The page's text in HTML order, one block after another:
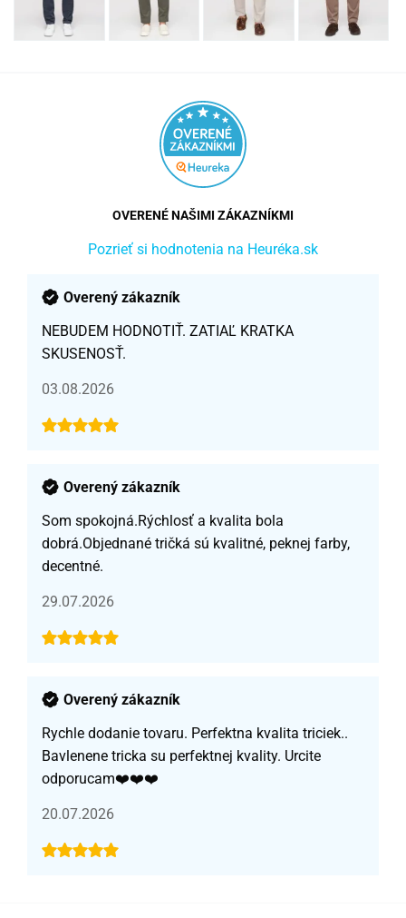
OVERENÉ NAŠIMI ZÁKAZNÍKMI
Pozrieť si hodnotenia na Heuréka.sk
Overený zákazník
NEBUDEM HODNOTIŤ. ZATIAĽ KRATKA
SKUSENOSŤ.
03.08.2026
Overený zákazník
Som spokojná.Rýchlosť a kvalita bola
dobrá.Objednané tričká sú kvalitné, peknej farby,
decentné.
29.07.2026
Overený zákazník
Rychle dodanie tovaru. Perfektna kvalita triciek..
Bavlenene tricka su perfektnej kvality. Urcite
odporucam❤️❤️❤️
20.07.2026